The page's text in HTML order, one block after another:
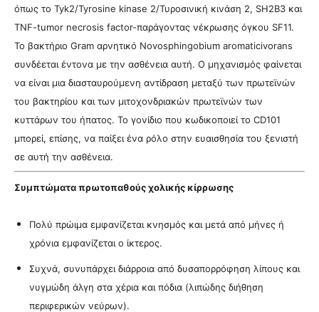
όπως το Tyk2/Tyrosine kinase 2/Τυροσινική κινάση 2, SH2B3 και
TNF-tumor necrosis factor-παράγοντας νέκρωσης όγκου SF11.
Το βακτήριο Gram αρνητικό Novosphingobium aromaticivorans
συνδέεται έντονα με την ασθένεια αυτή. Ο μηχανισμός φαίνεται
να είναι μια διασταυρούμενη αντίδραση μεταξύ των πρωτεϊνών
του βακτηρίου και των μιτοχονδριακών πρωτεϊνών των
κυττάρων του ήπατος. Το γονίδιο που κωδικοποιεί το CD101
μπορεί, επίσης, να παίξει ένα ρόλο στην ευαισθησία του ξενιστή
σε αυτή την ασθένεια.
Συμπτώματα πρωτοπαθούς χολικής κίρρωσης
Πολύ πρώιμα εμφανίζεται κνησµός και μετά από μήνες ή
χρόνια εμφανίζεται ο ίκτερος.
Συχνά, συνυπάρχει διάρροια από δυσαπορρόφηση λίπους και
νυγμώδη άλγη στα χέρια και πόδια (λιπώδης διήθηση
περιφερικών νεύρων).